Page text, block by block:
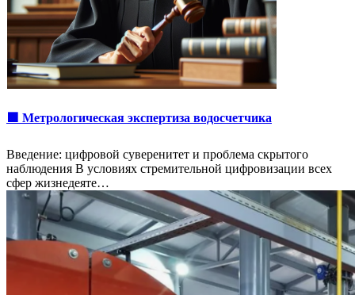
🟩 Метрологическая экспертиза водосчетчика
Введение: цифровой суверенитет и проблема скрытого
наблюдения В условиях стремительной цифровизации всех
сфер жизнедеяте…